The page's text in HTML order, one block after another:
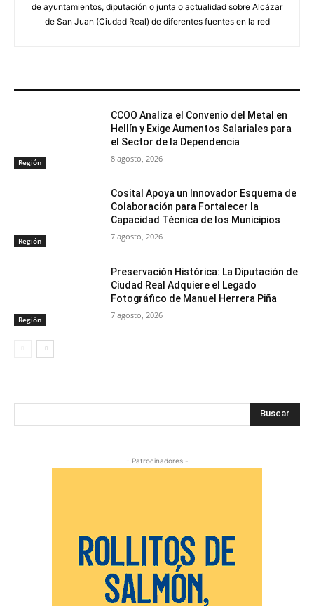
de ayuntamientos, diputación o junta o actualidad sobre Alcázar
de San Juan (Ciudad Real) de diferentes fuentes en la red
Región
CCOO Analiza el Convenio del Metal en
Hellín y Exige Aumentos Salariales para
el Sector de la Dependencia
8 agosto, 2026
Región
Cosital Apoya un Innovador Esquema de
Colaboración para Fortalecer la
Capacidad Técnica de los Municipios
7 agosto, 2026
Región
Preservación Histórica: La Diputación de
Ciudad Real Adquiere el Legado
Fotográfico de Manuel Herrera Piña
7 agosto, 2026
Buscar
- Patrocinadores -